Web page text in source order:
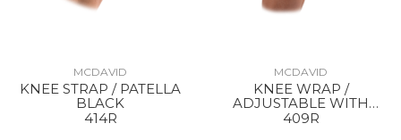
MCDAVID
KNEE STRAP / PATELLA
BLACK
414R
MCDAVID
KNEE WRAP /
ADJUSTABLE WITH
OPEN PATELLA BLACK
409R